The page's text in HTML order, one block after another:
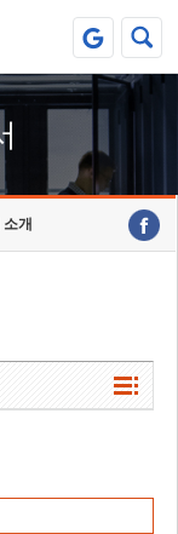
소개